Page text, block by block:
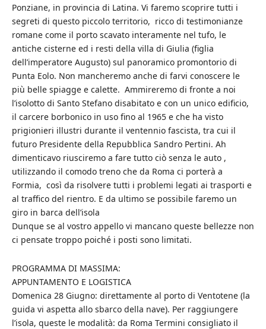
Ponziane, in provincia di Latina. Vi faremo scoprire tutti i
segreti di questo piccolo territorio, ricco di testimonianze
romane come il porto scavato interamente nel tufo, le
antiche cisterne ed i resti della villa di Giulia (figlia
dell’imperatore Augusto) sul panoramico promontorio di
Punta Eolo. Non mancheremo anche di farvi conoscere le
più belle spiagge e calette. Ammireremo di fronte a noi
l’isolotto di Santo Stefano disabitato e con un unico edificio,
il carcere borbonico in uso fino al 1965 e che ha visto
prigionieri illustri durante il ventennio fascista, tra cui il
futuro Presidente della Repubblica Sandro Pertini. Ah
dimenticavo riusciremo a fare tutto ciò senza le auto ,
utilizzando il comodo treno che da Roma ci porterà a
Formia, così da risolvere tutti i problemi legati ai trasporti e
al traffico del rientro. E da ultimo se possibile faremo un
giro in barca dell’isola
Dunque se al vostro appello vi mancano queste bellezze non
ci pensate troppo poiché i posti sono limitati.
PROGRAMMA DI MASSIMA:
APPUNTAMENTO E LOGISTICA
Domenica 28 Giugno: direttamente al porto di Ventotene (la
guida vi aspetta allo sbarco della nave). Per raggiungere
l’isola, queste le modalità: da Roma Termini consigliato il